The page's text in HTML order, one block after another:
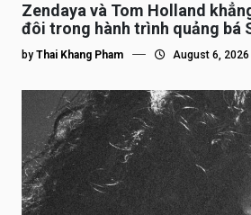
Zendaya và Tom Holland
đôi trong hành trình quảng bá
by Thai Khang Pham August 6, 2026